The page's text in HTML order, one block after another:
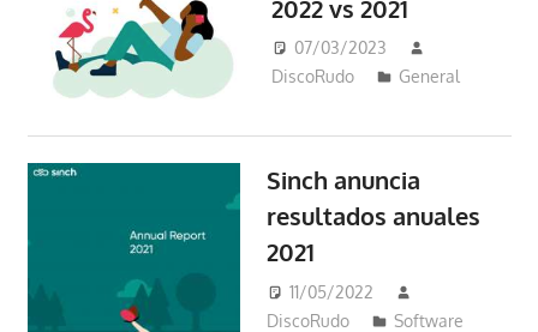
chino
2022 vs 2021
07/03/2023
DiscoRudo
General
Sinch anuncia
resultados anuales
2021
11/05/2022
DiscoRudo
Software